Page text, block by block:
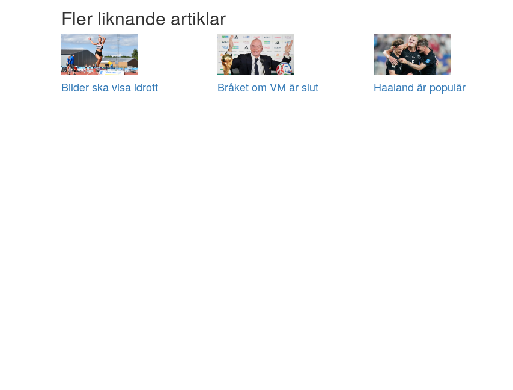
Fler liknande artiklar
Bilder ska visa idrott Bråket om VM är slut Haaland är populär